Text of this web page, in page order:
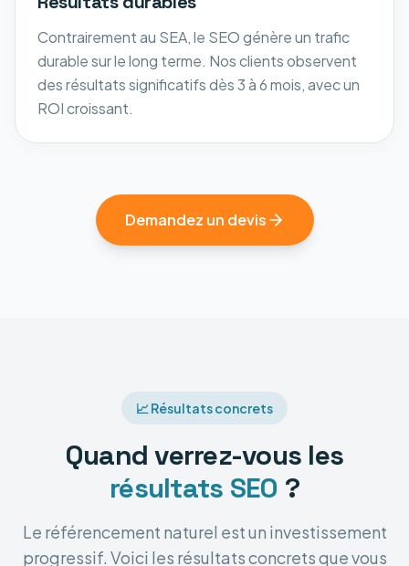
Contrairement au SEA, le SEO génère un trafic
durable sur le long terme. Nos clients observent
des résultats significatifs dès 3 à 6 mois, avec un
ROI croissant.
Demandez un devis
📈 Résultats concrets
Quand verrez-vous les
résultats SEO ?
Le référencement naturel est un investissement
progressif. Voici les résultats concrets que vous